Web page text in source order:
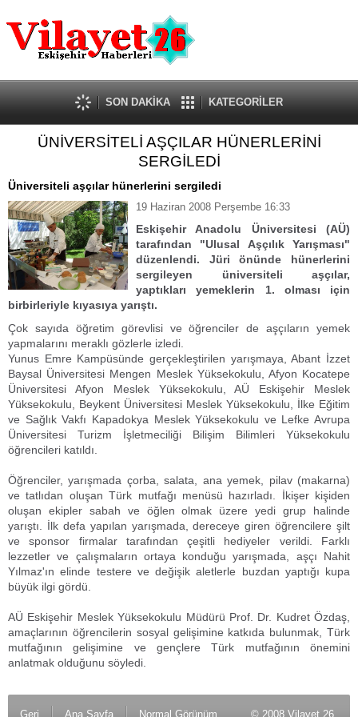
Güncel
Ekonomi
Politika
Eğitim
Spor
Kültür-Sanat
Röportaj
Tanıtım Yazısı
SON DAKİKA KATEGORİLER
ÜNİVERSİTELİ AŞÇILAR HÜNERLERİNİ
SERGİLEDİ
Üniversiteli aşçılar hünerlerini sergiledi
19 Haziran 2008 Perşembe 16:33
Eskişehir Anadolu Üniversitesi (AÜ)
tarafından "Ulusal Aşçılık Yarışması"
düzenlendi. Jüri önünde hünerlerini
sergileyen üniversiteli aşçılar,
yaptıkları yemeklerin 1. olması için
birbirleriyle kıyasıya yarıştı.
Çok sayıda öğretim görevlisi ve öğrenciler de aşçıların yemek
yapmalarını meraklı gözlerle izledi.
Yunus Emre Kampüsünde gerçekleştirilen yarışmaya, Abant İzzet
Baysal Üniversitesi Mengen Meslek Yüksekokulu, Afyon Kocatepe
Üniversitesi Afyon Meslek Yüksekokulu, AÜ Eskişehir Meslek
Yüksekokulu, Beykent Üniversitesi Meslek Yüksekokulu, İlke Eğitim
ve Sağlık Vakfı Kapadokya Meslek Yüksekokulu ve Lefke Avrupa
Üniversitesi Turizm İşletmeciliği Bilişim Bilimleri Yüksekokulu
öğrencileri katıldı.
Öğrenciler, yarışmada çorba, salata, ana yemek, pilav (makarna)
ve tatlıdan oluşan Türk mutfağı menüsü hazırladı. İkişer kişiden
oluşan ekipler sabah ve öğlen olmak üzere yedi grup halinde
yarıştı. İlk defa yapılan yarışmada, dereceye giren öğrencilere şilt
ve sponsor firmalar tarafından çeşitli hediyeler verildi. Farklı
lezzetler ve çalışmaların ortaya konduğu yarışmada, aşçı Nahit
Yılmaz'ın elinde testere ve değişik aletlerle buzdan yaptığı kupa
büyük ilgi gördü.
AÜ Eskişehir Meslek Yüksekokulu Müdürü Prof. Dr. Kudret Özdaş,
amaçlarının öğrencilerin sosyal gelişimine katkıda bulunmak, Türk
mutfağının gelişimine ve gençlere Türk mutfağının önemini
anlatmak olduğunu söyledi.
Geri Ana Sayfa Normal Görünüm © 2008 Vilayet 26